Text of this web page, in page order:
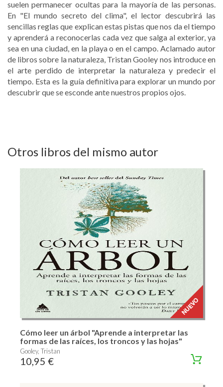
suelen permanecer ocultas para la mayoría de las personas.
En "El mundo secreto del clima", el lector descubrirá las
sencillas reglas que explican estas pistas que nos da el tiempo
y aprenderá a reconocerlas cada vez que salga al exterior, ya
sea en una ciudad, en la playa o en el campo. Aclamado autor
de libros sobre la naturaleza, Tristan Gooley nos introduce en
el arte perdido de interpretar la naturaleza y predecir el
tiempo. Esta es la guía definitiva para explorar un mundo por
descubrir que se esconde ante nuestros propios ojos.
Otros libros del mismo autor
Cómo leer un árbol "Aprende a interpretar las
formas de las raíces, los troncos y las hojas"
Gooley, Tristan
10,95 €